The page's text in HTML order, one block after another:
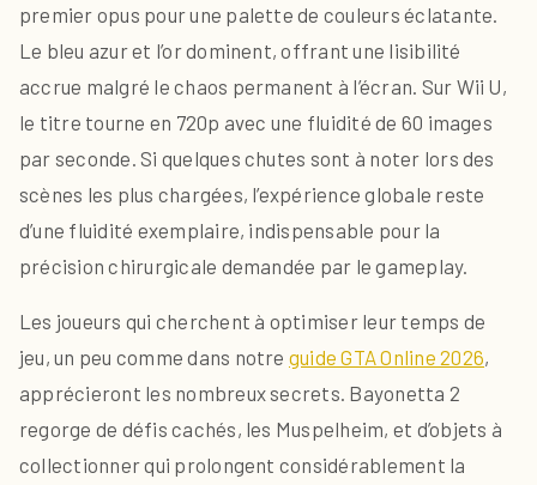
premier opus pour une palette de couleurs éclatante.
Le bleu azur et l’or dominent, offrant une lisibilité
accrue malgré le chaos permanent à l’écran. Sur Wii U,
le titre tourne en 720p avec une fluidité de 60 images
par seconde. Si quelques chutes sont à noter lors des
scènes les plus chargées, l’expérience globale reste
d’une fluidité exemplaire, indispensable pour la
précision chirurgicale demandée par le gameplay.
Les joueurs qui cherchent à optimiser leur temps de
jeu, un peu comme dans notre guide GTA Online 2026,
apprécieront les nombreux secrets. Bayonetta 2
regorge de défis cachés, les Muspelheim, et d’objets à
collectionner qui prolongent considérablement la